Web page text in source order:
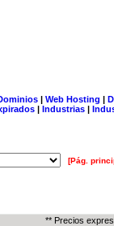
| Web Hosting |
| Industrias |
[Pág.
** Precios